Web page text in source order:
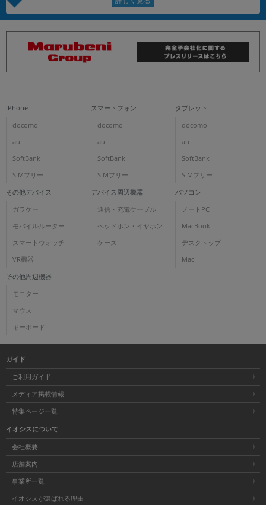
iPhone
docomo
au
SoftBank
SIMフリー
スマートフォン
docomo
au
SoftBank
SIMフリー
タブレット
docomo
au
SoftBank
SIMフリー
その他デバイス
ガラケー
モバイルルーター
スマートウォッチ
VR機器
デバイス周辺機器
通信・充電ケーブル
ヘッドホン・イヤホン
ケース
パソコン
ノートPC
MacBook
デスクトップ
Mac
その他周辺機器
モニター
マウス
キーボード
ガイド
ご利用ガイド
メディア掲載情報
特集ページ一覧
イオシスについて
会社概要
店舗案内
事業所一覧
イオシスが選ばれる理由